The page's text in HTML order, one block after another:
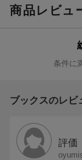
そして被虐待児
しています。子ど
エピソード5第1
最終話 チーム
第2話 変われる
商品レビュ
条件に
ブックスのレビ
評価